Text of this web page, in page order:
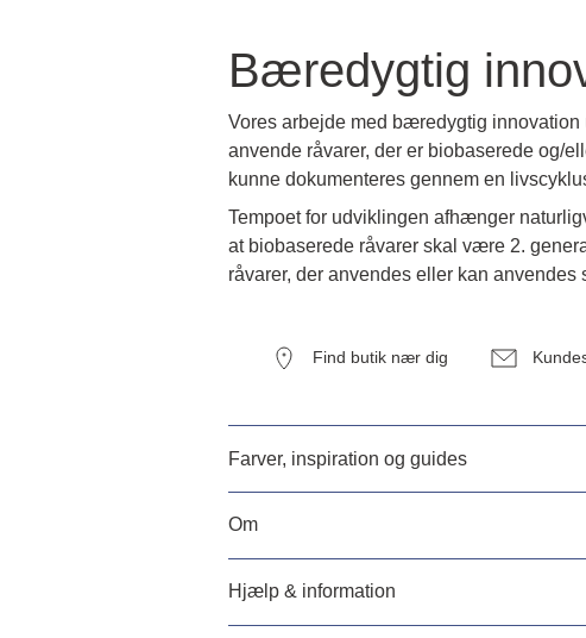
Bæredygtig
Vores arbejde med bæredygtig innovation
anvende råvarer, der er biobaserede og/
kunne dokumenteres gennem en
Tempoet for udviklingen afhænger
at biobaserede råvarer skal være 2.
råvarer, der anvendes eller kan anvendes
Find butik nær dig
Farver, inspiration og guides
Om
Hjælp & information